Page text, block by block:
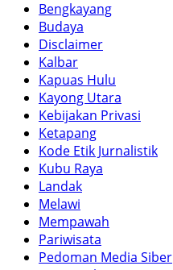
Bengkayang
Budaya
Disclaimer
Kalbar
Kapuas Hulu
Kayong Utara
Kebijakan Privasi
Ketapang
Kode Etik Jurnalistik
Kubu Raya
Landak
Melawi
Mempawah
Pariwisata
Pedoman Media Siber